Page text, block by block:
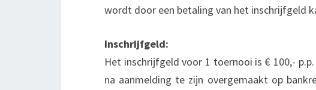
wordt door een betaling van het inschrijfgeld
Inschrijfgeld:
Het inschrijfgeld voor 1 toernooi is € 100,-
na aanmelding te zijn overgemaakt op